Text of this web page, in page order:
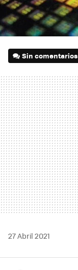
Sin comentarios
27 Abril 2021